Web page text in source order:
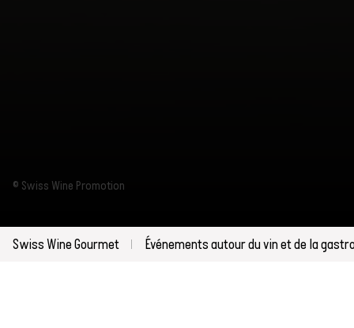
© Swiss Wine Promotion
Swiss Wine Gourmet Événements autour du vin et de la